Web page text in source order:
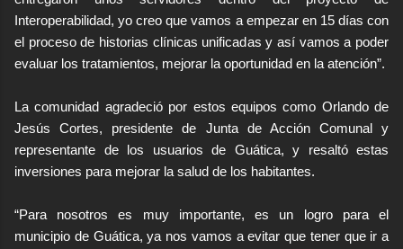
Interoperabilidad, yo creo que vamos a empezar en 15 días con
el proceso de historias clínicas unificadas y así vamos a poder
evaluar los tratamientos, mejorar la oportunidad en la atención”.
La comunidad agradeció por estos equipos como Orlando de
Jesús Cortes, presidente de Junta de Acción Comunal y
representante de los usuarios de Guática, y resaltó estas
inversiones para mejorar la salud de los habitantes.
“Para nosotros es muy importante, es un logro para el
municipio de Guática, ya nos vamos a evitar que tener que ir a